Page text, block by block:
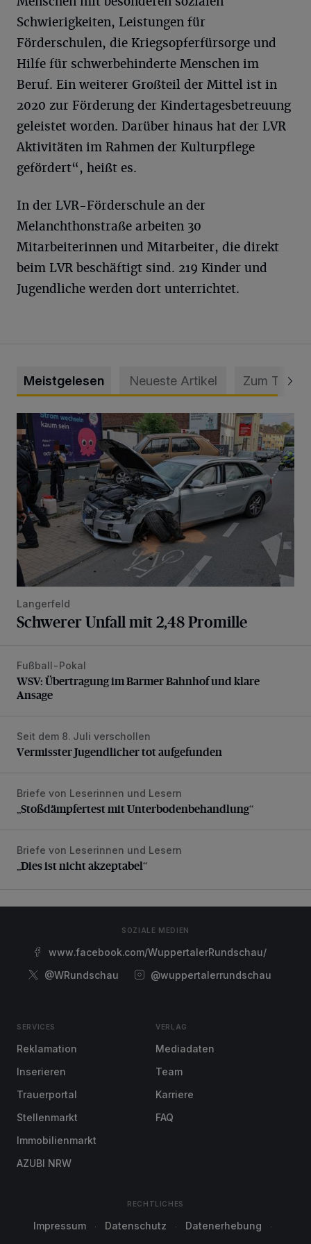
Schwierigkeiten, Leistungen für
Förderschulen, die Kriegsopferfürsorge und
Hilfe für schwerbehinderte Menschen im
Beruf. Ein weiterer Großteil der Mittel ist in
2020 zur Förderung der Kindertagesbetreuung
geleistet worden. Darüber hinaus hat der LVR
Aktivitäten im Rahmen der Kulturpflege
gefördert“, heißt es.
In der LVR-Förderschule an der
Melanchthonstraße arbeiten 30
Mitarbeiterinnen und Mitarbeiter, die direkt
beim LVR beschäftigt sind. 219 Kinder und
Jugendliche werden dort unterrichtet.
Meistgelesen Neueste Artikel Zum Thema
Schwerer Unfall mit 2,48 Promille
Langerfeld
Schwerer Unfall mit 2,48 Promille
WSV: Übertragung im Barmer Bahnhof und klare Ansage
Fußball-Pokal
WSV: Übertragung im Barmer Bahnhof und klare
Ansage
Vermisster Jugendlicher tot aufgefunden
Seit dem 8. Juli verschollen
Vermisster Jugendlicher tot aufgefunden
„Stoßdämpfertest mit Unterbodenbehandlung“
Briefe von Leserinnen und Lesern
„Stoßdämpfertest mit Unterbodenbehandlung“
„Dies ist nicht akzeptabel“
Briefe von Leserinnen und Lesern
„Dies ist nicht akzeptabel“
SOZIALE MEDIEN
www.facebook.com/WuppertalerRundschau/
@WRundschau
@wuppertalerrundschau
SERVICES
Reklamation
Inserieren
Trauerportal
Stellenmarkt
Immobilienmarkt
AZUBI NRW
VERLAG
Mediadaten
Team
Karriere
FAQ
RECHTLICHES
Impressum Datenschutz
Datenerhebung